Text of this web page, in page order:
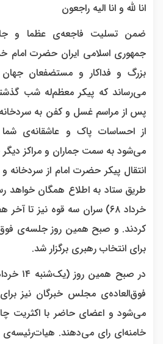
انا لله و انا الیه راجعون
ضمن تسلیت فاجعه‌ی عظما و
جمهوری اسلامی ایران حضرت
بزرگ و فداکار و مستضفعان
پس از مراسم غسل و کفن به
از احساسات پاک و عاشقانه‌ی
می‌شود به سمت جماران و مراکز
انتقال پیکر حضرت امام از سردخانه و
خرداد ۶۸) سران سه قوه نیز تا
کردند. و صبح همین روز جلسه‌ی
برای انتخاب رهبری برگزار شد.
فوق‌العاده‌ی مجلس خبرگان نیز
می‌شود و اعضای حاضر با اکثریت
خامنه‌ای رای می‌دهند.